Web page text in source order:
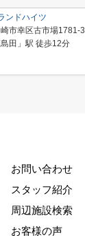
ンドハイツ
市幸区古市場1781-3
田」駅 徒歩12分
お問い合わせ
スタッフ紹介
周辺施設検索
お客様の声